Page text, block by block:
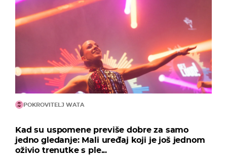
POKROVITELJ WATA
Kad su uspomene previše dobre za samo
jedno gledanje: Mali uređaj koji je još jednom
oživio trenutke s ple...